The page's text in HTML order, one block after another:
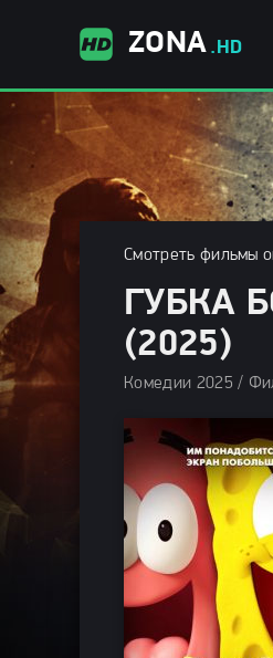
ZONA .HD
Смотреть фильмы
ГУБКА
(2025)